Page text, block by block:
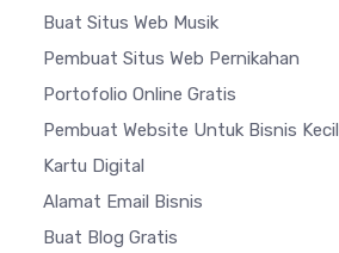
Buat Situs Web Musik
Pembuat Situs Web Pernikahan
Portofolio Online Gratis
Pembuat Website Untuk Bisnis Kecil
Kartu Digital
Alamat Email Bisnis
Buat Blog Gratis